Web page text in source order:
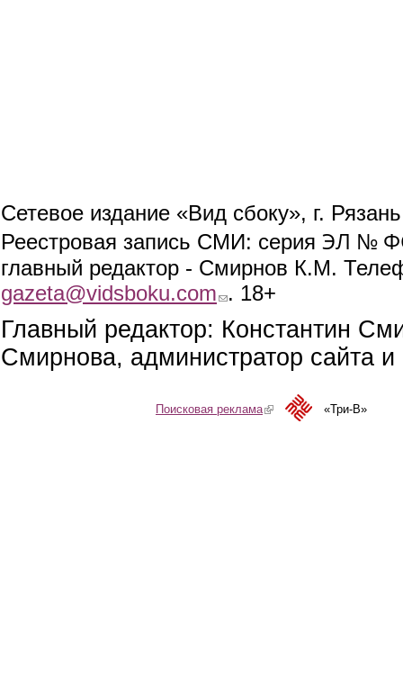
Сетевое издание «Вид сбоку», г.
Реестровая запись СМИ: серия ЭЛ №
главный редактор - Смирнов К.М.
gazeta@vidsboku.com (link sends e-mail)
. 18+
Главный редактор: Константин
Смирнова, администратор сайта
Поисковая реклама(link is external)«Три-В»